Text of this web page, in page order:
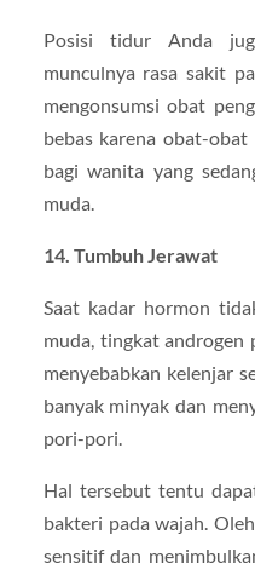
Posisi tidur Anda
munculnya rasa sakit
mengonsumsi obat
bebas karena obat-
bagi wanita yang
muda.
14. Tumbuh Jerawat
Saat kadar hormon
muda, tingkat androgen
menyebabkan kelenjar
banyak minyak dan
pori-pori.
Hal tersebut tentu
bakteri pada wajah.
sensitif dan